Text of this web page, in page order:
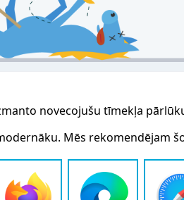
novecojušu tīmekļa
Mēs rekomendējam